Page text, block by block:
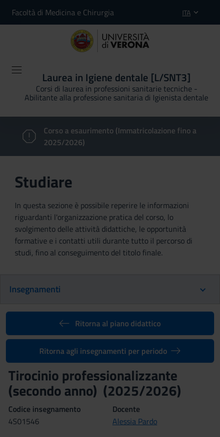
Facoltà di Medicina e Chirurgia ITA
Laurea in Igiene dentale [L/SNT3]
Corsi di laurea in professioni sanitarie tecniche -
Abilitante alla professione sanitaria di Igienista dentale
Corso a esaurimento (Immatricolazione fino a
2025/2026)
Studiare
In questa sezione è possibile reperire le informazioni
riguardanti l'organizzazione pratica del corso, lo
svolgimento delle attività didattiche, le opportunità
formative e i contatti utili durante tutto il percorso di
studi, fino al conseguimento del titolo finale.
Insegnamenti
Ritorna al piano didattico
Ritorna agli insegnamenti per periodo
Tirocinio professionalizzante
(secondo anno) (2025/2026)
Codice insegnamento
4S01546
Docente
Alessia Pardo